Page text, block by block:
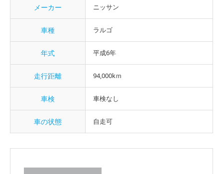
メーカー ニッサン
車種 ラルゴ
年式 平成6年
走行距離 94,000kｍ
車検 車検なし
車の状態 自走可